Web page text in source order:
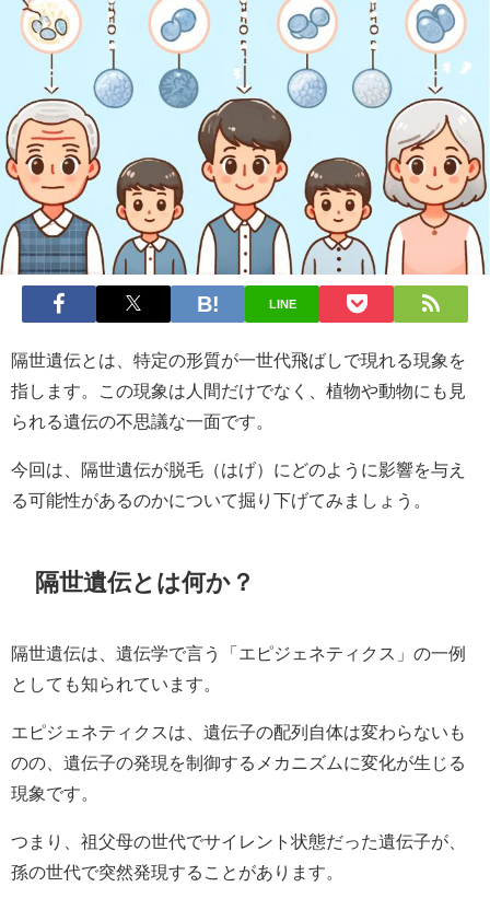
LINE
隔世遺伝とは、特定の形質が一世代飛ばしで現れる現象を
指します。この現象は人間だけでなく、植物や動物にも見
られる遺伝の不思議な一面です。
今回は、隔世遺伝が脱毛（はげ）にどのように影響を与え
る可能性があるのかについて掘り下げてみましょう。
隔世遺伝とは何か？
隔世遺伝は、遺伝学で言う「エピジェネティクス」の一例
としても知られています。
エピジェネティクスは、遺伝子の配列自体は変わらないも
のの、遺伝子の発現を制御するメカニズムに変化が生じる
現象です。
つまり、祖父母の世代でサイレント状態だった遺伝子が、
孫の世代で突然発現することがあります。